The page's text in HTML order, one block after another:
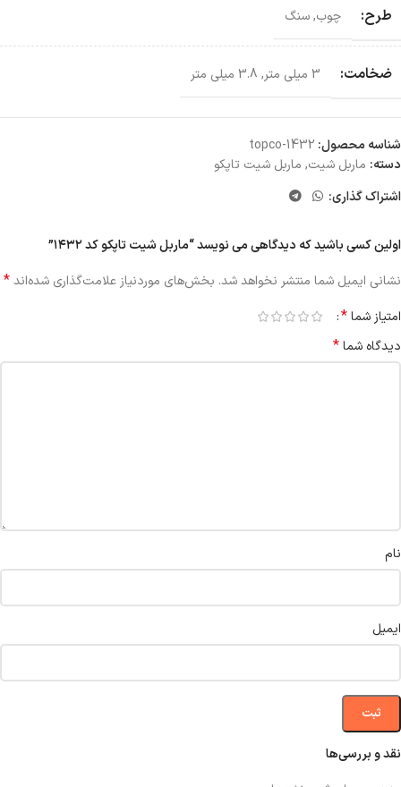
طرح: چوب,سنگ
ضخامت: 3 میلی متر , 3.8 میلی متر
شناسه محصول: topco-1432
دسته: ماربل شیت, ماربل شیت تاپکو
اشتراک گذاری:
نقد و بررسی‌ها
اولین کسی باشید که دیدگاهی می نویسد “ماربل شیت تاپکو کد ۱۴۳۲”
نشانی ایمیل شما منتشر نخواهد شد. بخش‌های موردنیاز علامت‌گذاری شده‌اند*
امتیاز شما*
دیدگاه شما*
نام
ایمیل